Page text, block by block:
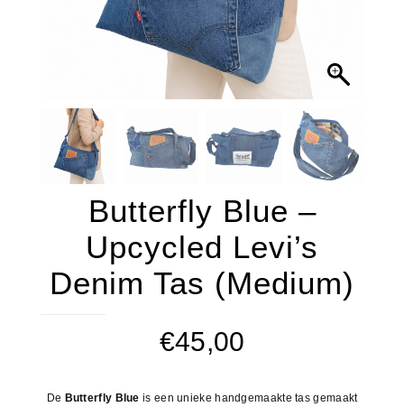
Butterfly Blue –
Upcycled Levi’s
Denim Tas (Medium)
€45,00
De Butterfly Blue is een unieke handgemaakte tas gemaakt